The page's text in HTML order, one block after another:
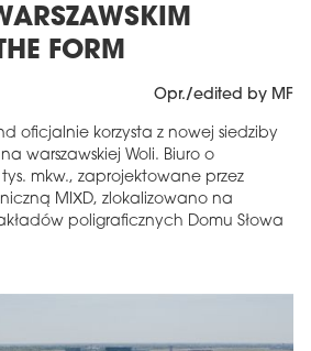
FORM
Opr./edited by MF
oficjalnie korzysta z nowej siedziby
warszawskiej Woli. Biuro o
mkw., zaprojektowane przez
MIXD, zlokalizowano na
poligraficznych Domu Słowa